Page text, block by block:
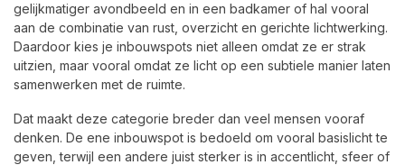
gelijkmatiger avondbeeld en in een badkamer of hal vooral
aan de combinatie van rust, overzicht en gerichte lichtwerking.
Daardoor kies je inbouwspots niet alleen omdat ze er strak
uitzien, maar vooral omdat ze licht op een subtiele manier laten
samenwerken met de ruimte.
Dat maakt deze categorie breder dan veel mensen vooraf
denken. De ene inbouwspot is bedoeld om vooral basislicht te
geven, terwijl een andere juist sterker is in accentlicht, sfeer of